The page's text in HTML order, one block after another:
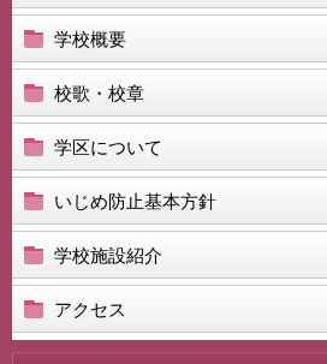
学校概要
校歌・校章
学区について
いじめ防止基本方針
学校施設紹介
アクセス